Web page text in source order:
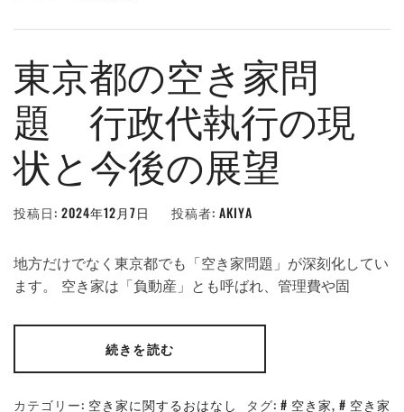
東京都の空き家問
題 行政代執行の現
状と今後の展望
投稿日: 2024年12月7日 投稿者: AKIYA
地方だけでなく東京都でも「空き家問題」が深刻化してい
ます。 空き家は「負動産」とも呼ばれ、管理費や固
続きを読む
カテゴリー: 空き家に関するおはなし タグ: 空き家,
空き家